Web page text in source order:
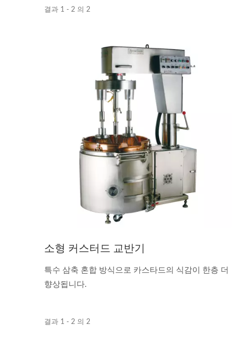
결과 1 - 2 의 2
소형 커스터드 교반기
특수 삼축 혼합 방식으로 카스타드의 식감이 한층 더
향상됩니다.
결과 1 - 2 의 2